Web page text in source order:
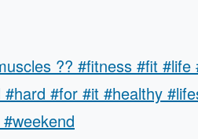
?? #fitness #fit
#for #it #healthy